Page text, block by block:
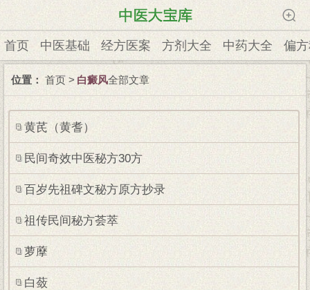
首页 中医基础 经方医案 方剂大全 中药大全 偏
位置： 首页 > 白癜风全部文章
黄芪（黄耆）
民间奇效中医秘方30方
百岁先祖碑文秘方原方抄录
祖传民间秘方荟萃
萝藦
白蔹